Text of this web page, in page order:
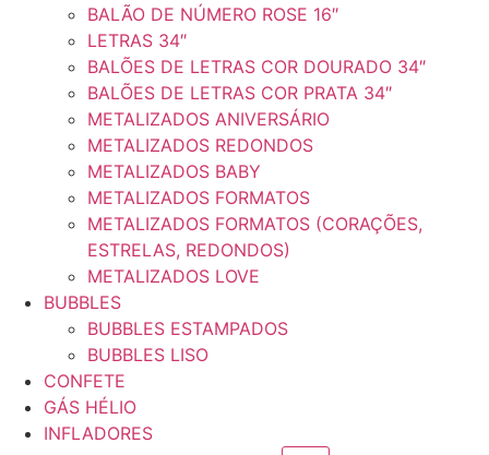
BALÃO DE NÚMERO ROSE 16″
LETRAS 34″
BALÕES DE LETRAS COR DOURADO 34″
BALÕES DE LETRAS COR PRATA 34″
METALIZADOS ANIVERSÁRIO
METALIZADOS REDONDOS
METALIZADOS BABY
METALIZADOS FORMATOS
METALIZADOS FORMATOS (CORAÇÕES,
ESTRELAS, REDONDOS)
METALIZADOS LOVE
BUBBLES
BUBBLES ESTAMPADOS
BUBBLES LISO
CONFETE
GÁS HÉLIO
INFLADORES